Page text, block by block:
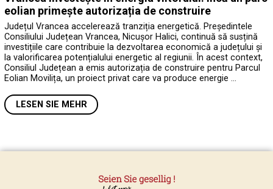
eolian primește autorizația de construire
Județul Vrancea accelerează tranziția energetică. Președintele
Consiliului Județean Vrancea, Nicușor Halici, continuă să susțină
investițiile care contribuie la dezvoltarea economică a județului și
la valorificarea potențialului energetic al regiunii. În acest context,
Consiliul Județean a emis autorizația de construire pentru Parcul
Eolian Movilița, un proiect privat care va produce energie …
LESEN SIE MEHR